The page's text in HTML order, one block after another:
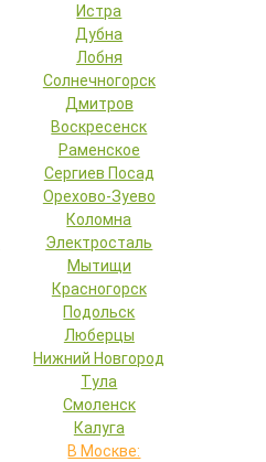
Истра
Дубна
Лобня
Солнечногорск
Дмитров
Воскресенск
Раменское
Сергиев Посад
Орехово-Зуево
Коломна
Электросталь
Мытищи
Красногорск
Подольск
Люберцы
Нижний Новгород
Тула
Смоленск
Калуга
В Москве: